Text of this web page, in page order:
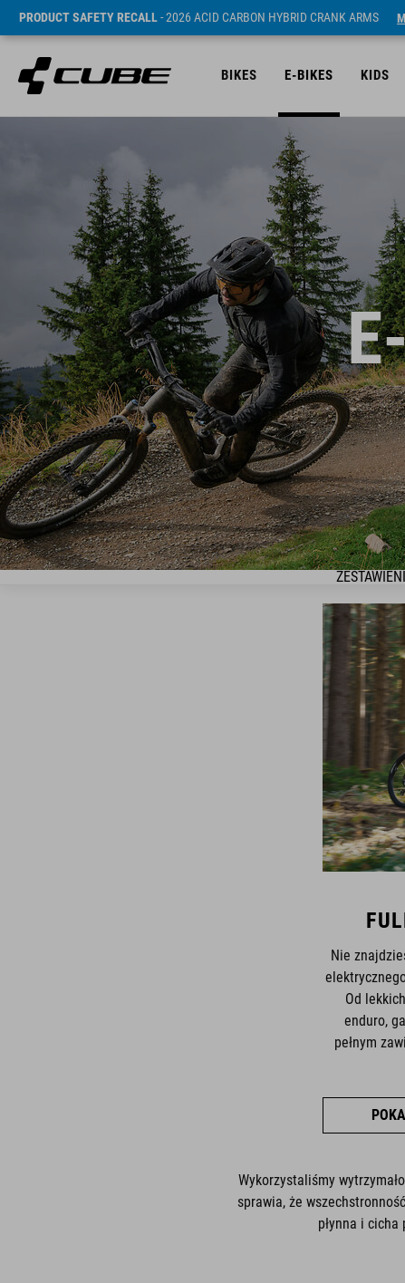
PRODUCT SAFETY RECALL- 2026 ACID CARBON HYBRID CRANK ARMS
BIKES E-BIKES KIDS
Nie
Od
enduro,
pełnym
Wykorzystaliśmy
sprawia, że
płynna i